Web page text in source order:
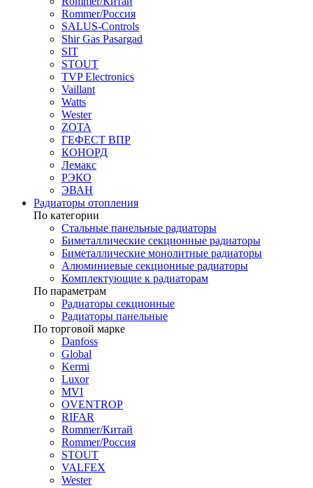
Rommer/Россия
SALUS-Controls
Shir Gas Pasargad
SIT
STOUT
TVP Electronics
Vaillant
Watts
Wester
ZOTA
ГЕФЕСТ ВПР
КОНОРД
Лемакс
РЭКО
ЭВАН
Радиаторы отопления
По категории
Стальные панельные радиаторы
Биметаллические секционные радиаторы
Биметаллические монолитные радиаторы
Алюминиевые секционные радиаторы
Комплектующие к радиаторам
По параметрам
Радиаторы секционные
Радиаторы панельные
По торговой марке
Danfoss
Global
Kermi
Luxor
MVI
OVENTROP
RIFAR​
Rommer/Китай
Rommer/Россия
STOUT
VALFEX
Wester